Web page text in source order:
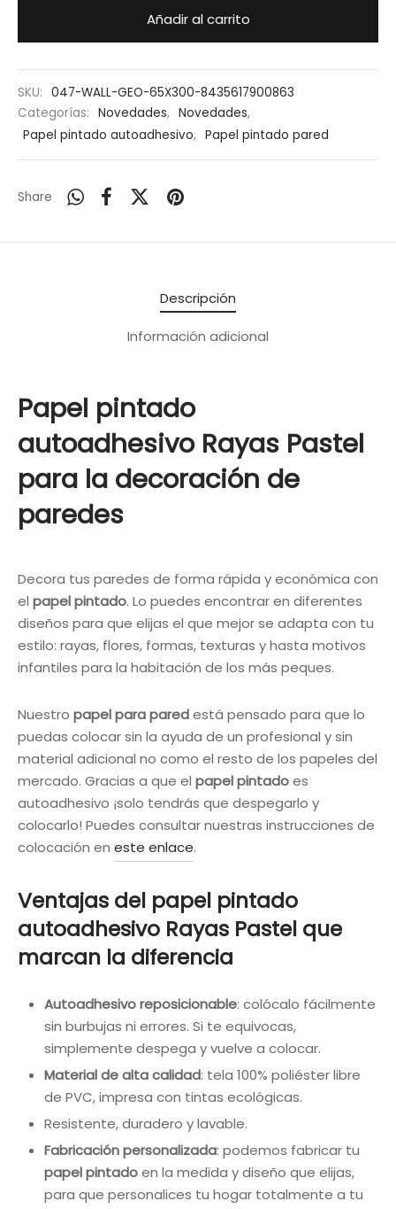
Añadir al carrito
SKU: 047-WALL-GEO-65X300-8435617900863
Categorías: Novedades, Novedades,
Papel pintado autoadhesivo, Papel pintado pared
Share
Descripción
Información adicional
Papel pintado
autoadhesivo Rayas Pastel
para la decoración de
paredes
Decora tus paredes de forma rápida y económica con
el papel pintado. Lo puedes encontrar en diferentes
diseños para que elijas el que mejor se adapta con tu
estilo: rayas, flores, formas, texturas y hasta motivos
infantiles para la habitación de los más peques.
Nuestro papel para paredestá pensado para que lo
puedas colocar sin la ayuda de un profesional y sin
material adicional no como el resto de los papeles del
mercado. Gracias a que el papel pintadoes
autoadhesivo ¡solo tendrás que despegarlo y
colocarlo! Puedes consultar nuestras instrucciones de
colocación en este enlace.
Ventajas del papel pintado
autoadhesivo Rayas Pastel que
marcan la diferencia
Autoadhesivo reposicionable: colócalo fácilmente
sin burbujas ni errores. Si te equivocas,
simplemente despega y vuelve a colocar.
Material de alta calidad: tela 100% poliéster libre
de PVC, impresa con tintas ecológicas.
Resistente, duradero y lavable.
Fabricación personalizada: podemos fabricar tu
papel pintadoen la medida y diseño que elijas,
para que personalices tu hogar totalmente a tu